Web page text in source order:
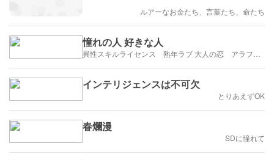
ルアーなお金たち、言葉たち、命たち
憧れの人 好きな人
インテリジェンスは不可欠
とりあえずOK
春爛漫
SDに憧れて